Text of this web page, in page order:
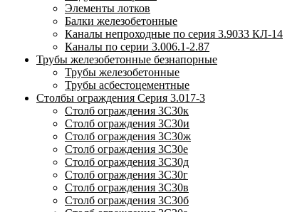
Элементы лотков
Балки железобетонные
Каналы непроходные по серия 3.9033 КЛ-14
Каналы по серии 3.006.1-2.87
Трубы железобетонные безнапорные
Трубы железобетонные
Трубы асбестоцементные
Столбы ограждения Серия 3.017-3
Столб ограждения 3С30к
Столб ограждения 3С30и
Столб ограждения 3С30ж
Столб ограждения 3С30е
Столб ограждения 3С30д
Столб ограждения 3С30г
Столб ограждения 3С30в
Столб ограждения 3С30б